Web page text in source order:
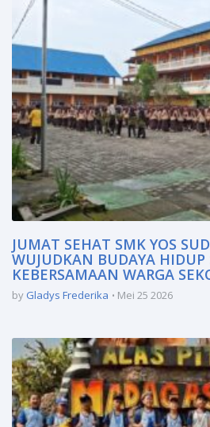
JUMAT SEHAT SMK YOS
WUJUDKAN BUDAYA HIDUP
KEBERSAMAAN WARGA
by Gladys Frederika Mei 25 2026